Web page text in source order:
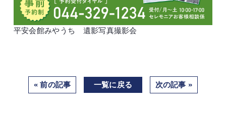
平安会館みやうち 遺影写真撮影会
« 前の記事 一覧に戻る 次の記事 »